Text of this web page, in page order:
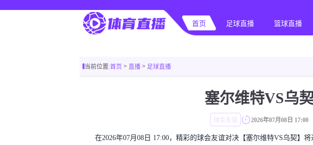
首页 足球直播 篮球直播
当前位置:首页 > 直播 > 足球直播
塞尔维特VS乌
球会友谊 2026年07月08日 17:00
在2026年07月08日 17:00，精彩的球会友谊对决【塞尔维特VS乌契】